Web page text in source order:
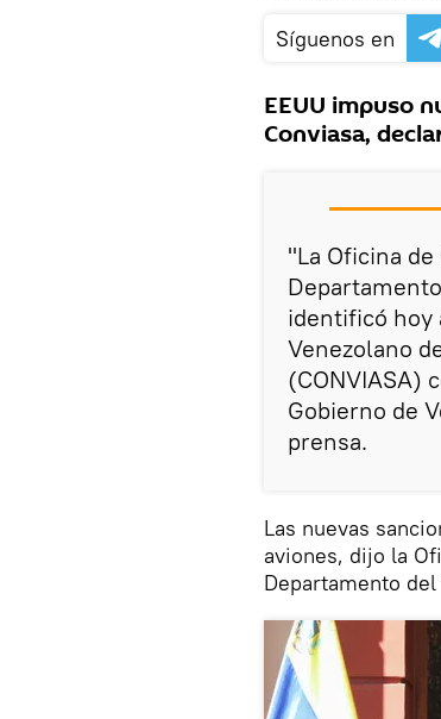
Síguenos en
EEUU impuso
Conviasa,
"La Oficina
identificó hoy
Venezolano
(CONVIASA)
Gobierno de
prensa.
Las nuevas
aviones, dijo la
Departamento